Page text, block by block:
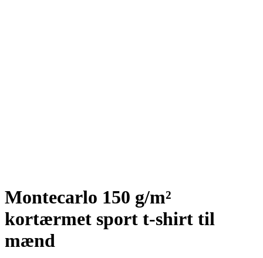
Montecarlo 150 g/m²
kortærmet sport t-shirt til
mænd